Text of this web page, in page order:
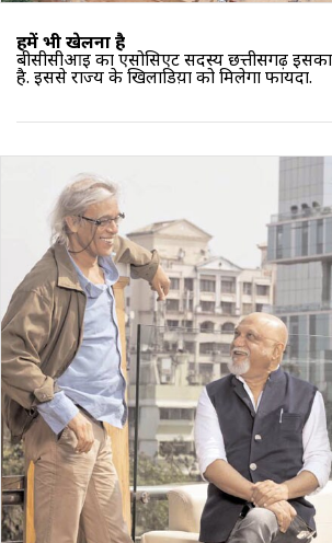
हमें भी खेलना है
बीसीसीआइ का एसोसिएट सदस्य छत्तीसगढ़
है. इससे राज्य के खिलाडिय़ों को मिलेगा फायदा.